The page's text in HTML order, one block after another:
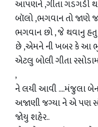
આપણને ,ગીતા ગડગડી
બૉલો ,ભગવાન તો જાણે
ભગવાન છો , જે થવાનુ
છે ,એમને ની ખબર કે આ
એટલુ બોલી ગીતા
,
ને લયી આવી ....મંજુલા
અજાણી જગ્યા ને એ પણ
જોયુ શહેર..